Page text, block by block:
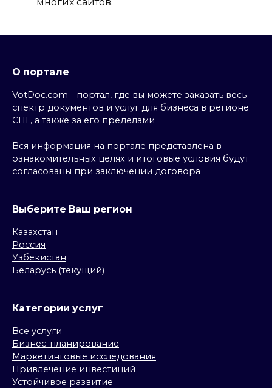
О портале
VotDoc.com - портал, где вы можете заказать весь
спектр документов и услуг для бизнеса в регионе
СНГ, а также за его пределами
Вся информация на портале представлена в
ознакомительных целях и итоговые условия будут
согласованы при заключении договора
Выберите Ваш регион
Казахстан
Россия
Узбекистан
Беларусь (текущий)
Категории услуг
Все услуги
Бизнес-планирование
Маркетинговые исследования
Привлечение инвестиций
Устойчивое развитие